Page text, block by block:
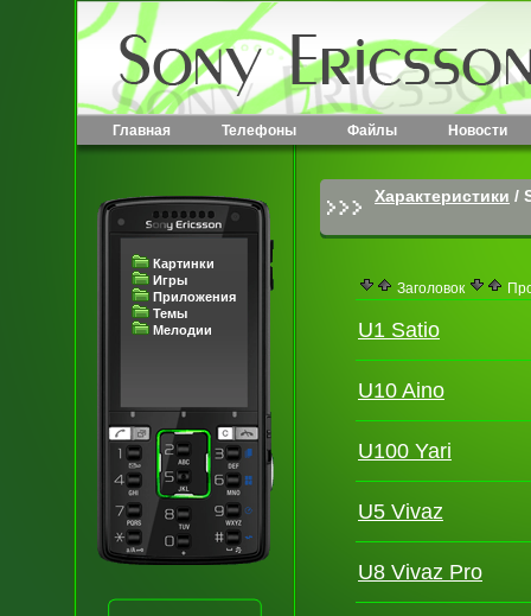
Главная Телефоны Файлы Новости
Картинки
Игры
Приложения
Темы
Мелодии
Характеристики /
Заголовок
U1 Satio
U10 Aino
U100 Yari
U5 Vivaz
U8 Vivaz Pro